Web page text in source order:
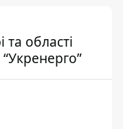
області
“Укренерго”